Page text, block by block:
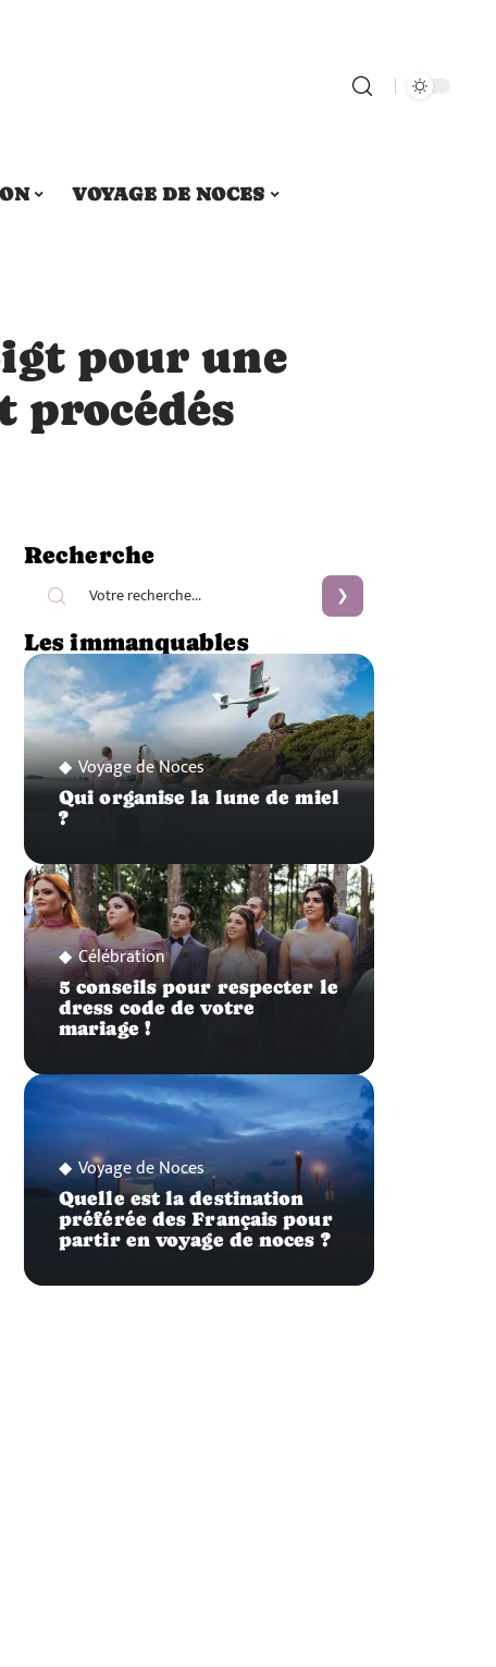
VOYAGE DE NOCES
pour une
procédés
Recherche
Les immanquables
Voyage de Noces
Qui organise la lune de miel
?
Célébration
5 conseils pour respecter le
dress code de votre
mariage !
Voyage de Noces
Quelle est la destination
préférée des Français pour
partir en voyage de noces ?